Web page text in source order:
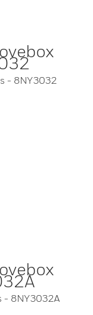
- 8NY3032
- 8NY3032A